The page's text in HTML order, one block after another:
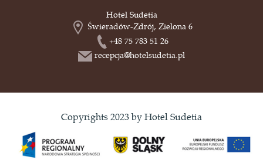
Hotel Sudetia
Świeradów-Zdrój, Zielona 6
+48 75 783 51 26
recepcja@hotelsudetia.pl
Copyrights 2023 by Hotel Sudetia